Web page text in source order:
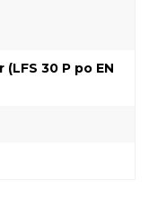
30 P po EN